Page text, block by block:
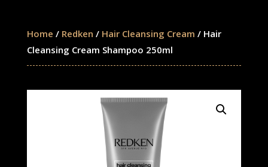
Home / Redken / Hair Cleansing Cream / Hair
Cleansing Cream Shampoo 250ml